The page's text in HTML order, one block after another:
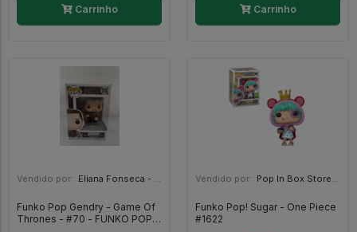
Carrinho Carrinho
Vendido por: Eliana Fonseca - SP
Funko Pop Gendry - Game Of
Thrones - #70 - FUNKO POP
Vendido por: Pop In Box Store | A Loja do Colecionador - SP
Funko Pop! Sugar - One Piece
#1622